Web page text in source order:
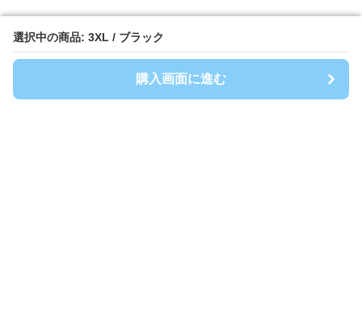
選択中の商品: 3XL / ブラック
購入画面に進む
選択中の商品: 3XL / ブラック
購入画面に進む